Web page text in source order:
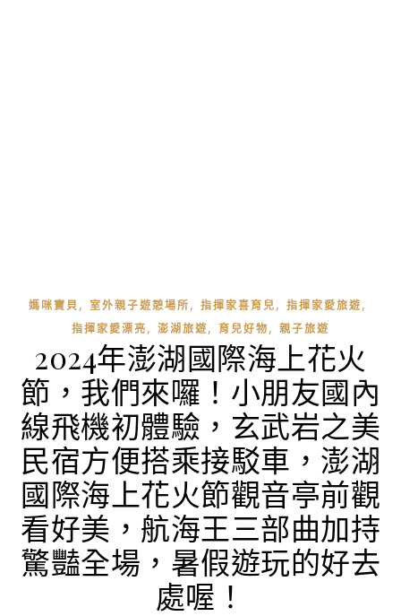
媽咪寶貝, 室外親子遊憩場所, 指揮家喜育兒, 指揮家愛旅遊,
指揮家愛漂亮, 澎湖旅遊, 育兒好物, 親子旅遊
2024年澎湖國際海上花火
節，我們來囉！小朋友國內
線飛機初體驗，玄武岩之美
民宿方便搭乘接駁車，澎湖
國際海上花火節觀音亭前觀
看好美，航海王三部曲加持
驚豔全場，暑假遊玩的好去
處喔！